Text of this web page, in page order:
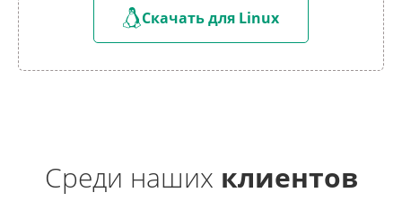
Скачать для Linux
Среди наших клиентов